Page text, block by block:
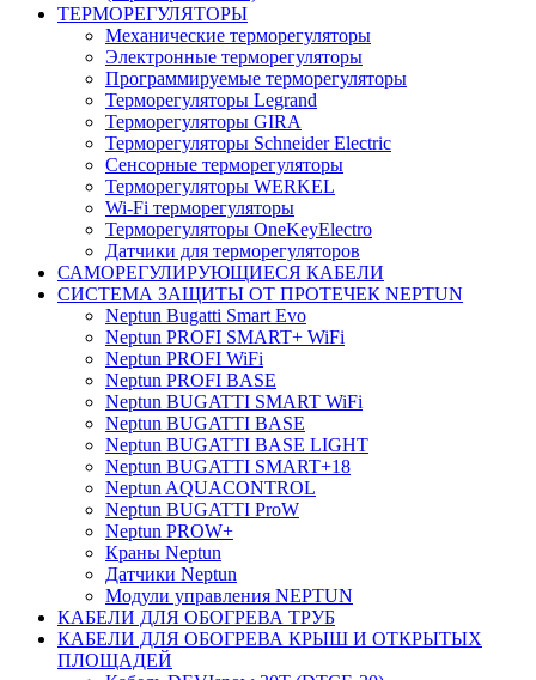
ТЕРМОРЕГУЛЯТОРЫ
Механические терморегуляторы
Электронные терморегуляторы
Программируемые терморегуляторы
Терморегуляторы Legrand
Терморегуляторы GIRA
Терморегуляторы Schneider Electric
Сенсорные терморегуляторы
Терморегуляторы WERKEL
Wi-Fi терморегуляторы
Терморегуляторы OneKeyElectro
Датчики для терморегуляторов
САМОРЕГУЛИРУЮЩИЕСЯ КАБЕЛИ
СИСТЕМА ЗАЩИТЫ ОТ ПРОТЕЧЕК NEPTUN
Neptun Bugatti Smart Evo
Neptun PROFI SMART+ WiFi
Neptun PROFI WiFi
Neptun PROFI BASE
Neptun BUGATTI SMART WiFi
Neptun BUGATTI BASE
Neptun BUGATTI BASE LIGHT
Neptun BUGATTI SMART+18
Neptun AQUACONTROL
Neptun BUGATTI ProW
Neptun PROW+
Краны Neptun
Датчики Neptun
Модули управления NEPTUN
КАБЕЛИ ДЛЯ ОБОГРЕВА ТРУБ
КАБЕЛИ ДЛЯ ОБОГРЕВА КРЫШ И ОТКРЫТЫХ
ПЛОЩАДЕЙ